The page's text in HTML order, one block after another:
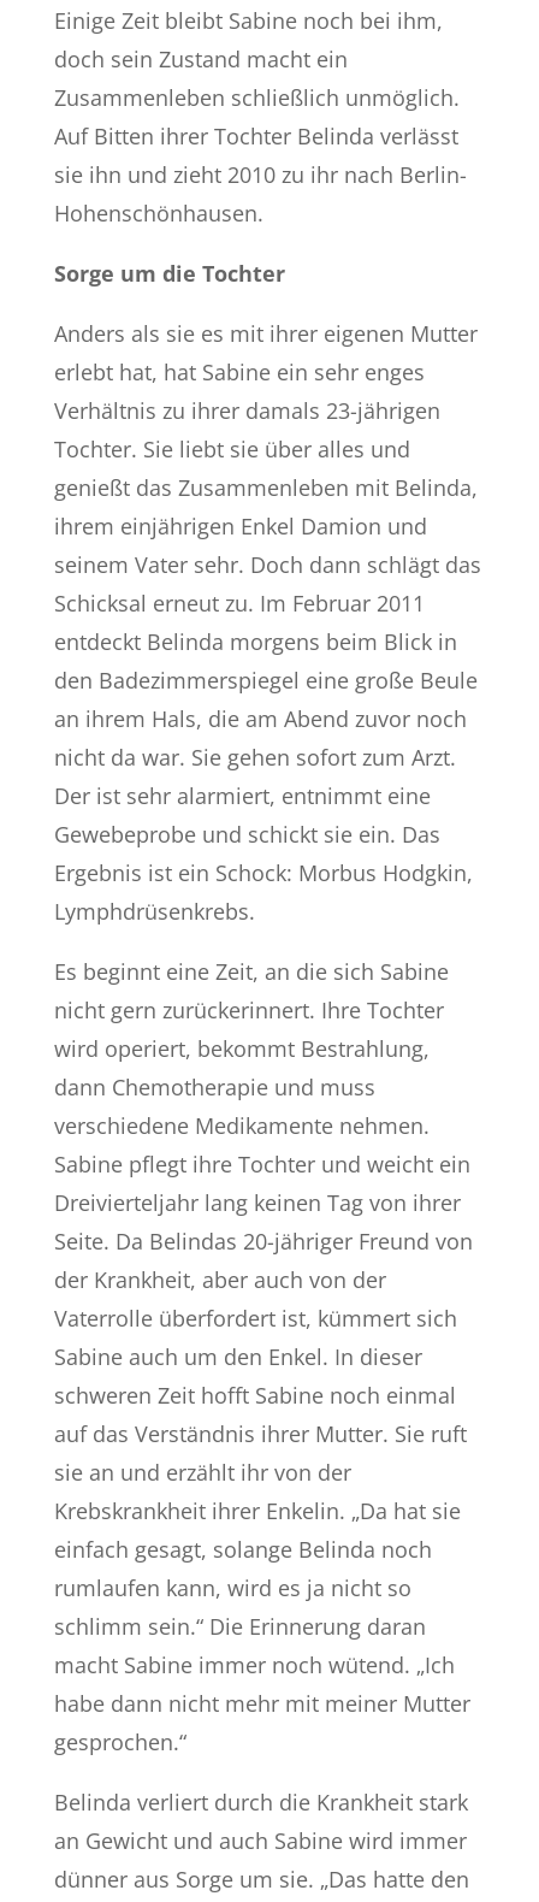
Einige Zeit bleibt Sabine noch bei ihm,
doch sein Zustand macht ein
Zusammenleben schließlich unmöglich.
Auf Bitten ihrer Tochter Belinda verlässt
sie ihn und zieht 2010 zu ihr nach Berlin-
Hohenschönhausen.
Sorge um die Tochter
Anders als sie es mit ihrer eigenen Mutter
erlebt hat, hat Sabine ein sehr enges
Verhältnis zu ihrer damals 23-jährigen
Tochter. Sie liebt sie über alles und
genießt das Zusammenleben mit Belinda,
ihrem einjährigen Enkel Damion und
seinem Vater sehr. Doch dann schlägt das
Schicksal erneut zu. Im Februar 2011
entdeckt Belinda morgens beim Blick in
den Badezimmerspiegel eine große Beule
an ihrem Hals, die am Abend zuvor noch
nicht da war. Sie gehen sofort zum Arzt.
Der ist sehr alarmiert, entnimmt eine
Gewebeprobe und schickt sie ein. Das
Ergebnis ist ein Schock: Morbus Hodgkin,
Lymphdrüsenkrebs.
Es beginnt eine Zeit, an die sich Sabine
nicht gern zurückerinnert. Ihre Tochter
wird operiert, bekommt Bestrahlung,
dann Chemotherapie und muss
verschiedene Medikamente nehmen.
Sabine pflegt ihre Tochter und weicht ein
Dreivierteljahr lang keinen Tag von ihrer
Seite. Da Belindas 20-jähriger Freund von
der Krankheit, aber auch von der
Vaterrolle überfordert ist, kümmert sich
Sabine auch um den Enkel. In dieser
schweren Zeit hofft Sabine noch einmal
auf das Verständnis ihrer Mutter. Sie ruft
sie an und erzählt ihr von der
Krebskrankheit ihrer Enkelin. „Da hat sie
einfach gesagt, solange Belinda noch
rumlaufen kann, wird es ja nicht so
schlimm sein.“ Die Erinnerung daran
macht Sabine immer noch wütend. „Ich
habe dann nicht mehr mit meiner Mutter
gesprochen.“
Belinda verliert durch die Krankheit stark
an Gewicht und auch Sabine wird immer
dünner aus Sorge um sie. „Das hatte den